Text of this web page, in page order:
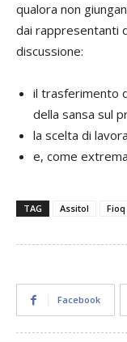
qualora non
dai rappresentanti
discussione:
il trasferimento
della sansa sul
la scelta di
e, come
TAG Assitol Fioq
Facebook